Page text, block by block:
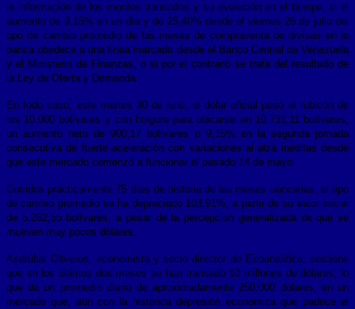
la información de los montos transados y su evolución en el tiempo, si el
aumento de 9,15% en un día y de 25,40% desde el viernes 26 de julio del
tipo de cambio promedio de las mesas de compraventa de divisas en la
banca obedece a una línea marcada desde el Banco Central de Venezuela
y el Ministerio de Finanzas, o si por el contrario se trata del resultado de
la Ley de Oferta y Demanda.
En todo caso, este martes 30 de julio, el dólar oficial pasó el rubicón de
los 10.000 bolívares y con holgura para ubicarse en 10.731,11 bolívares,
un aumento neto de 900,17 bolívares o 9,15% en la segunda jornada
consecutiva de fuerte aceleración con variaciones al alza inéditas desde
que este mercado comenzó a funcionar el pasado 14 de mayo.
Corridos prácticamente 75 días de historia de las mesas bancarias, el tipo
de cambio promedio se ha depreciado 103,91%, a partir de su valor inicial
de 5.262,55 bolívares, a pesar de la percepción generalizada de que se
mueven muy pocos dólares.
Asdrúbal Oliveros, economista y socio director de Ecoanalítica, sostiene
que en los últimos dos meses se han transado 10 millones de dólares, lo
que da un promedio diario de aproximadamente 250.000 dólares, en un
mercado que, aún con la histórica depresión económica que padece el